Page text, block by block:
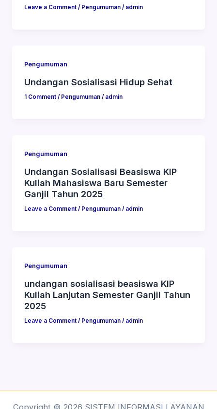
Leave a Comment / Pengumuman/ admin
Pengumuman
Undangan Sosialisasi Hidup Sehat
1 Comment / Pengumuman/ admin
Pengumuman
Undangan Sosialisasi Beasiswa KIP
Kuliah Mahasiswa Baru Semester
Ganjil Tahun 2025
Leave a Comment / Pengumuman/ admin
Pengumuman
undangan sosialisasi beasiswa KIP
Kuliah Lanjutan Semester Ganjil Tahun
2025
Leave a Comment / Pengumuman/ admin